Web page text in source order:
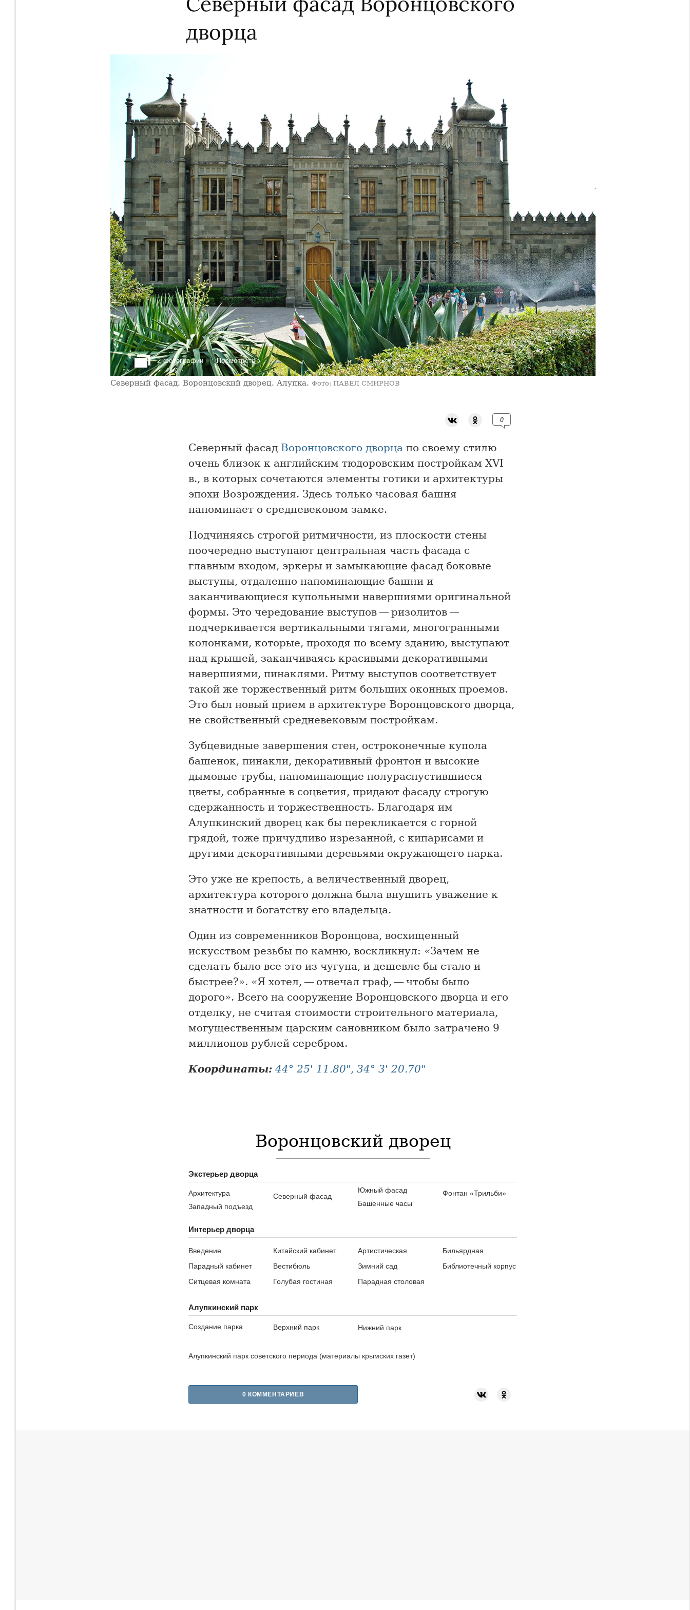
дворца
2 фотографии Посмотреть ›
Северный фасад. Воронцовский дворец. Алупка. Фото: ПАВЕЛ СМИРНОВ
0
Северный фасад Воронцовского дворца по своему стилю
очень близок к английским тюдоровским постройкам XVI
в., в которых сочетаются элементы готики и архитектуры
эпохи Возрождения. Здесь только часовая башня
напоминает о средневековом замке.
Подчиняясь строгой ритмичности, из плоскости стены
поочередно выступают центральная часть фасада с
главным входом, эркеры и замыкающие фасад боковые
выступы, отдаленно напоминающие башни и
заканчивающиеся купольными навершиями оригинальной
формы. Это чередование выступов — ризолитов —
подчеркивается вертикальными тягами, многогранными
колонками, которые, проходя по всему зданию, выступают
над крышей, заканчиваясь красивыми декоративными
навершиями, пинаклями. Ритму выступов соответствует
такой же торжественный ритм больших оконных проемов.
Это был новый прием в архитектуре Воронцовского дворца,
не свойственный средневековым постройкам.
Зубцевидные завершения стен, остроконечные купола
башенок, пинакли, декоративный фронтон и высокие
дымовые трубы, напоминающие полураспустившиеся
цветы, собранные в соцветия, придают фасаду строгую
сдержанность и торжественность. Благодаря им
Алупкинский дворец как бы перекликается с горной
грядой, тоже причудливо изрезанной, с кипарисами и
другими декоративными деревьями окружающего парка.
Это уже не крепость, а величественный дворец,
архитектура которого должна была внушить уважение к
знатности и богатству его владельца.
Один из современников Воронцова, восхищенный
искусством резьбы по камню, воскликнул: «Зачем не
сделать было все это из чугуна, и дешевле бы стало и
быстрее?». «Я хотел, — отвечал граф, — чтобы было
дорого». Всего на сооружение Воронцовского дворца и его
отделку, не считая стоимости строительного материала,
могущественным царским сановником было затрачено 9
миллионов рублей серебром.
Координаты: 44° 25' 11.80", 34° 3' 20.70"
Воронцовский дворец
Экстерьер дворца
Архитектура
Западный подъезд
Северный фасад
Южный фасад
Башенные часы
Фонтан «Трильби»
Интерьер дворца
Введение
Парадный кабинет
Ситцевая комната
Китайский кабинет
Вестибюль
Голубая гостиная
Артистическая
Зимний сад
Парадная столовая
Бильярдная
Библиотечный корпус
Алупкинский парк
Создание парка Верхний парк Нижний парк
Алупкинский парк советского периода (материалы крымских газет)
0 КОММЕНТАРИЕВ